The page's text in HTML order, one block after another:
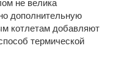
не велика
дополнительную
котлетам добавляют
термической